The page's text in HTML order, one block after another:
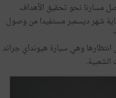
مسارنا نحو تحقيق الأهداف
التطوّر المفيد إلى نهاية شهر ديسمبر مستفيدا من وصول
انتظارها وهي سيارة هيونداي جراند